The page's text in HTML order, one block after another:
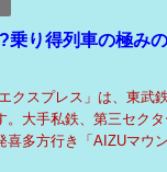
乗り得列車の極み
クスプレス」は、東武
。大手私鉄、第三セク
喜多方行き「AIZUマウ
45分で運行します。使...